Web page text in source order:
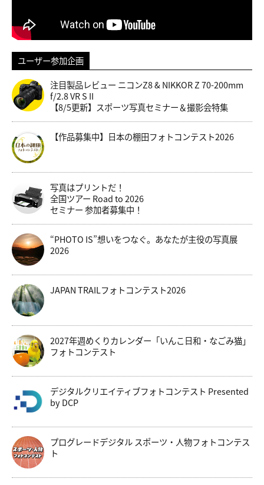
ユーザー参加企画
注目製品レビュー ニコンZ8 & NIKKOR Z 70-200mm
f/2.8 VR S II
【8/5更新】スポーツ写真セミナー＆撮影会特集
【作品募集中】日本の棚田フォトコンテスト2026
写真はプリントだ！
全国ツアー Road to 2026
セミナー 参加者募集中！
“PHOTO IS”想いをつなぐ。あなたが主役の写真展
2026
JAPAN TRAILフォトコンテスト2026
2027年週めくりカレンダー「いんこ日和・なごみ猫」
フォトコンテスト
デジタルクリエイティブフォトコンテスト Presented
by DCP
プログレードデジタル スポーツ・人物フォトコンテス
ト